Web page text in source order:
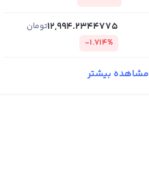
12,994.2344775تومان
-1.714%
مشاهده بیشتر